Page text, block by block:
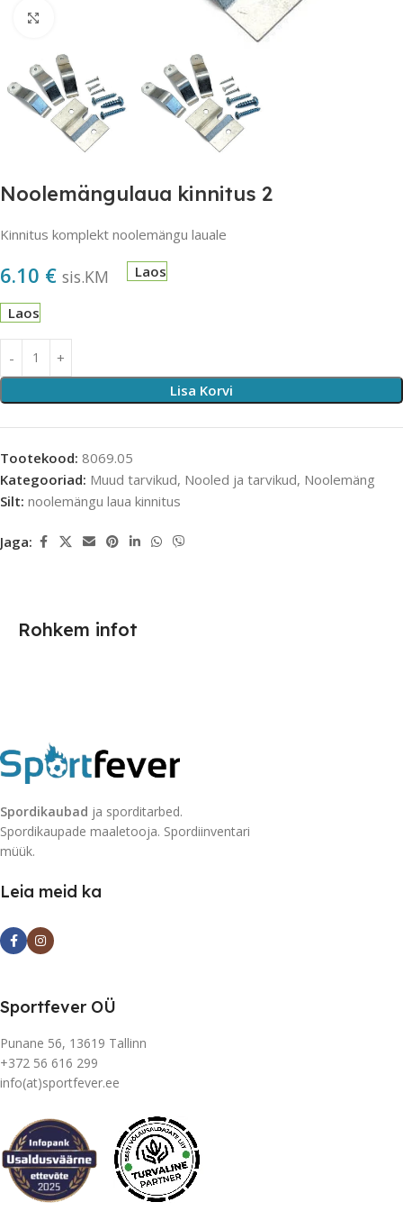
Noolemängulaua kinnitus 2
Kinnitus komplekt noolemängu lauale
6.10 € sis.KM Laos
Laos
Lisa Korvi
Tootekood: 8069.05
Kategooriad: Muud tarvikud, Nooled ja tarvikud, Noolemäng
Silt: noolemängu laua kinnitus
Jaga:
Rohkem infot
Spordikaubad ja sporditarbed.
Spordikaupade maaletooja. Spordiinventari
müük.
Leia meid ka
Sportfever OÜ
Punane 56, 13619 Tallinn
+372 56 616 299
info(at)sportfever.ee